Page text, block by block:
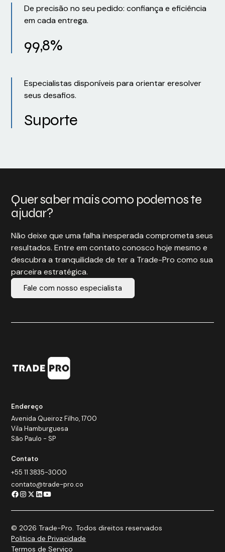
De precisão no seu pedido: confiança e eficiência
em cada entrega.
99,8%
Especialistas disponíveis para orientar eresolver
seus desafios.
Suporte
Quer saber mais como podemos te
ajudar?
Não deixe que uma falha inesperada comprometa seus
resultados. Entre em contato conosco hoje mesmo e
descubra a tranquilidade de ter a Trade-Pro como sua
parceira estratégica.
Fale com nosso especialista
Endereço
Avenida Queiroz Filho, 1700
Vila Hamburguesa
São Paulo - SP
Contato
+55 11 3835-3000
contato@trade-pro.co
© 2026 Trade-Pro. Todos direitos reservados
Politica de Privacidade
Termos de Serviço